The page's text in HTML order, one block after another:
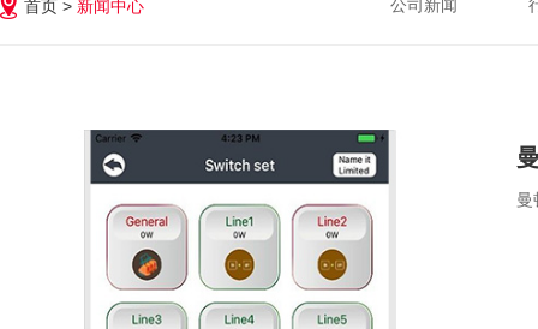
首页 > 新闻中心 公司新闻
曼